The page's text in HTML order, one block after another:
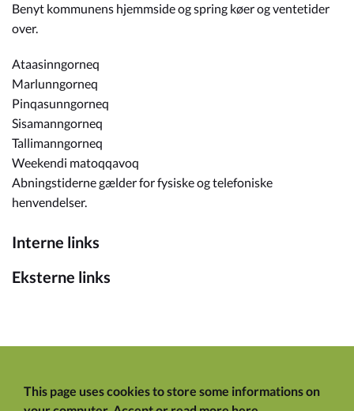
Benyt kommunens hjemmside og spring køer og ventetider
over.
Ataasinngorneq
Marlunngorneq
Pinqasunngorneq
Sisamanngorneq
Tallimanngorneq
Weekendi matoqqavoq
Abningstiderne gælder for fysiske og telefoniske
henvendelser.
Interne links
Eksterne links
This page uses cookies to store some informations on